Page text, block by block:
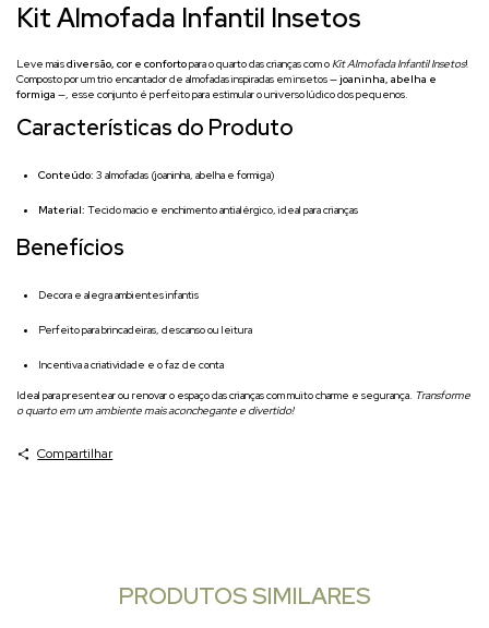
Kit Almofada Infantil Insetos
Leve maisdiversão, cor e confortopara o quarto das crianças com oKit Almofada Infantil Insetos!
Composto por um trio encantador de almofadas inspiradas em insetos —joaninha, abelha e
formiga —, esse conjunto é perfeito para estimular o universo lúdico dos pequenos.
Características do Produto
Conteúdo: 3 almofadas (joaninha, abelha e formiga)
Material: Tecido macio e enchimento antialérgico, ideal para crianças
Benefícios
Decora e alegra ambientes infantis
Perfeito para brincadeiras, descanso ou leitura
Incentiva a criatividade e o faz de conta
Ideal para presentear ou renovar o espaço das crianças com muito charme e segurança. Transforme
o quarto em um ambiente mais aconchegante e divertido!
Compartilhar
PRODUTOS SIMILARES